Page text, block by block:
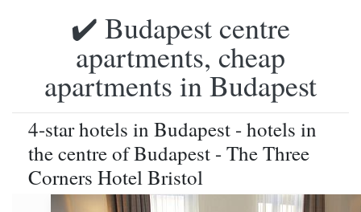
✔️ Budapest centre
apartments, cheap
apartments in Budapest
4-star hotels in Budapest - hotels in
the centre of Budapest - The Three
Corners Hotel Bristol